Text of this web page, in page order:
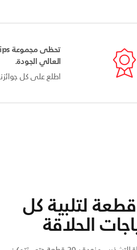
العالي الجودة.
اطلع على كل
20 قطعة لتلبية كل
الحلاقة